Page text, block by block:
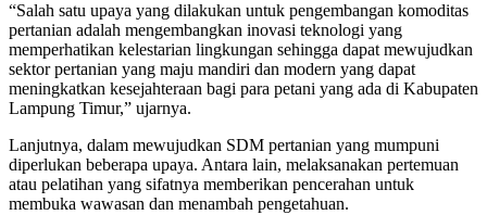
“Salah satu upaya yang dilakukan untuk pengembangan komoditas
pertanian adalah mengembangkan inovasi teknologi yang
memperhatikan kelestarian lingkungan sehingga dapat mewujudkan
sektor pertanian yang maju mandiri dan modern yang dapat
meningkatkan kesejahteraan bagi para petani yang ada di Kabupaten
Lampung Timur,” ujarnya.
Lanjutnya, dalam mewujudkan SDM pertanian yang mumpuni
diperlukan beberapa upaya. Antara lain, melaksanakan pertemuan
atau pelatihan yang sifatnya memberikan pencerahan untuk
membuka wawasan dan menambah pengetahuan.